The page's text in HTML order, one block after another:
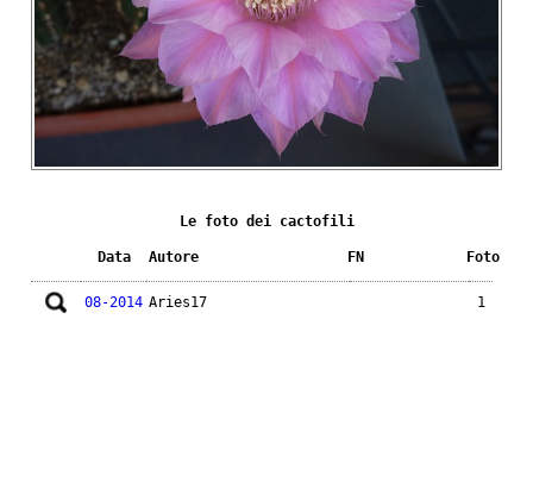
Le foto dei cactofili
Data Autore FN Foto
08-2014 Aries17 1